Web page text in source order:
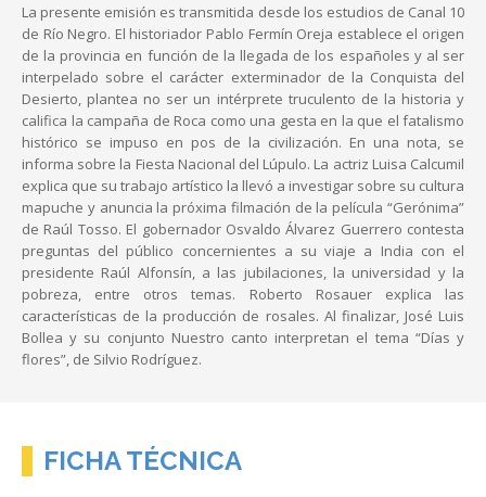
La presente emisión es transmitida desde los estudios de Canal 10
de Río Negro. El historiador Pablo Fermín Oreja establece el origen
de la provincia en función de la llegada de los españoles y al ser
interpelado sobre el carácter exterminador de la Conquista del
Desierto, plantea no ser un intérprete truculento de la historia y
califica la campaña de Roca como una gesta en la que el fatalismo
histórico se impuso en pos de la civilización. En una nota, se
informa sobre la Fiesta Nacional del Lúpulo. La actriz Luisa Calcumil
explica que su trabajo artístico la llevó a investigar sobre su cultura
mapuche y anuncia la próxima filmación de la película “Gerónima”
de Raúl Tosso. El gobernador Osvaldo Álvarez Guerrero contesta
preguntas del público concernientes a su viaje a India con el
presidente Raúl Alfonsín, a las jubilaciones, la universidad y la
pobreza, entre otros temas. Roberto Rosauer explica las
características de la producción de rosales. Al finalizar, José Luis
Bollea y su conjunto Nuestro canto interpretan el tema “Días y
flores”, de Silvio Rodríguez.
FICHA TÉCNICA